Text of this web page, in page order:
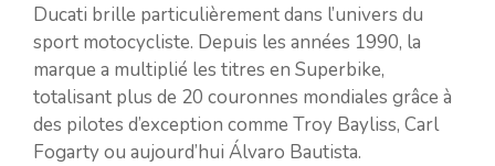
Ducati brille particulièrement dans l’univers du
sport motocycliste. Depuis les années 1990, la
marque a multiplié les titres en Superbike,
totalisant plus de 20 couronnes mondiales grâce à
des pilotes d’exception comme Troy Bayliss, Carl
Fogarty ou aujourd’hui Álvaro Bautista.